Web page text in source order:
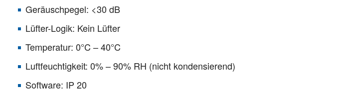
Geräuschpegel: <30 dB
Lüfter-Logik: Kein Lüfter
Temperatur: 0°C – 40°C
Luftfeuchtigkeit: 0% – 90% RH (nicht kondensierend)
Software: IP 20